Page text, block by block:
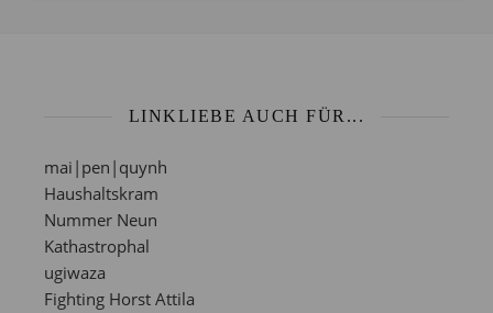
LINKLIEBE AUCH FÜR...
mai|pen|quynh
Haushaltskram
Nummer Neun
Kathastrophal
ugiwaza
Fighting Horst Attila